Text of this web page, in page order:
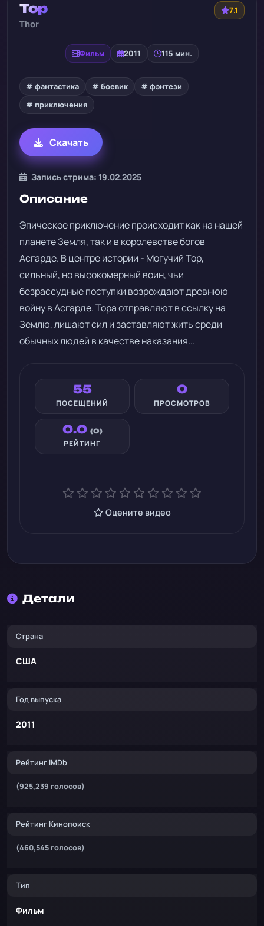
Тор
Thor
7.1
Фильм 2011 115 мин.
# фантастика # боевик
# фэнтези
# приключения
Скачать
Запись стрима: 19.02.2025
Описание
Эпическое приключение происходит как на нашей
планете Земля, так и в королевстве богов
Асгарде. В центре истории - Могучий Тор,
сильный, но высокомерный воин, чьи
безрассудные поступки возрождают древнюю
войну в Асгарде. Тора отправляют в ссылку на
Землю, лишают сил и заставляют жить среди
обычных людей в качестве наказания...
55
ПОСЕЩЕНИЙ
0
ПРОСМОТРОВ
0.0 (0)
РЕЙТИНГ
Оцените видео
Детали
Страна
США
Год выпуска
2011
Рейтинг IMDb
(925,239 голосов)
Рейтинг Кинопоиск
(460,545 голосов)
Тип
Фильм